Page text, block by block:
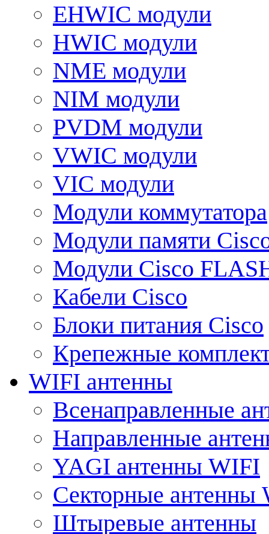
EHWIC модули
HWIC модули
NME модули
NIM модули
PVDM модули
VWIC модули
VIC модули
Модули коммутатора
Модули памяти
Модули Cisco
Кабели Cisco
Блоки питания Cisco
Крепежные
WIFI антенны
Всенаправленные
Направленные
YAGI антенны WIFI
Секторные антенны
Штыревые антенны